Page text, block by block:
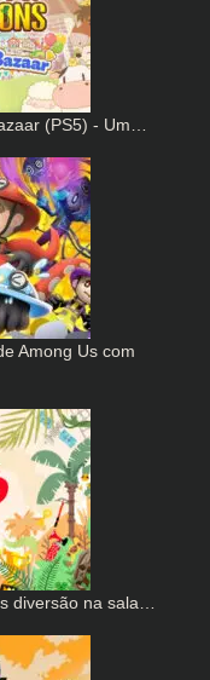
(PS5) - Um…
Among Us com
diversão na sala…